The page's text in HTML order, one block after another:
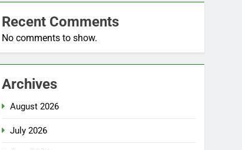
Recent Comments
No comments to show.
Archives
August 2026
July 2026